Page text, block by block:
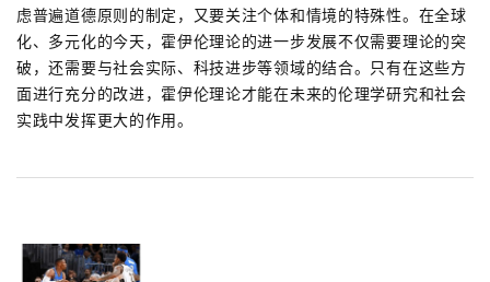
虑普遍道德原则的制定，又要关注个体和情境的特殊性。在全球
化、多元化的今天，霍伊伦理论的进一步发展不仅需要理论的突
破，还需要与社会实际、科技进步等领域的结合。只有在这些方
面进行充分的改进，霍伊伦理论才能在未来的伦理学研究和社会
实践中发挥更大的作用。